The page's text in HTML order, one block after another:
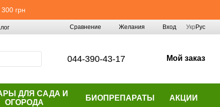
грн
Сравнение Желания Вход УкрРус
044-390-43-17 Мой заказ
ДЛЯ САДА И
ОГОРОДА
БИОПРЕПАРАТЫ АКЦИИ